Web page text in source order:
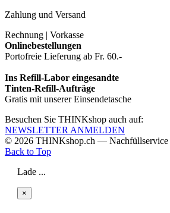
Zahlung und Versand
Rechnung | Vorkasse
Onlinebestellungen
Portofreie Lieferung ab Fr. 60.-
Ins Refill-Labor eingesandte
Tinten-Refill-Aufträge
Gratis mit unserer Einsendetasche
Besuchen Sie THINKshop auch auf:
NEWSLETTER ANMELDEN
© 2026 THINKshop.ch —
Back to Top
Lade ...
×